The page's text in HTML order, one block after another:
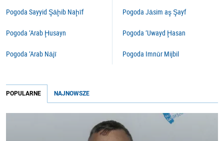
Pogoda Sayyid Şāḩib Naḩīf
Pogoda ‘Arab Ḩusayn
Pogoda ‘Arab Nājī
Pogoda Jāsim aş Şayf
Pogoda ‘Uwayd Ḩasan
Pogoda Imnūr Mijbil
POPULARNE NAJNOWSZE